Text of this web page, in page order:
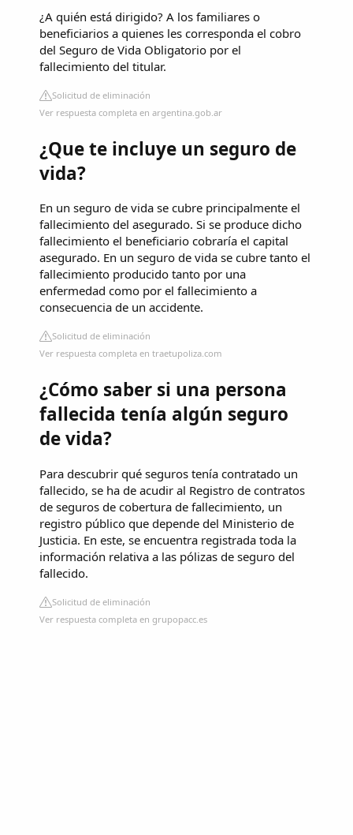
¿A quién está dirigido? A los familiares o
beneficiarios a quienes les corresponda el cobro
del Seguro de Vida Obligatorio por el
fallecimiento del titular.
Solicitud de eliminación
Ver respuesta completa en argentina.gob.ar
¿Que te incluye un seguro de
vida?
En un seguro de vida se cubre principalmente el
fallecimiento del asegurado. Si se produce dicho
fallecimiento el beneficiario cobraría el capital
asegurado. En un seguro de vida se cubre tanto el
fallecimiento producido tanto por una
enfermedad como por el fallecimiento a
consecuencia de un accidente.
Solicitud de eliminación
Ver respuesta completa en traetupoliza.com
¿Cómo saber si una persona
fallecida tenía algún seguro
de vida?
Para descubrir qué seguros tenía contratado un
fallecido, se ha de acudir al Registro de contratos
de seguros de cobertura de fallecimiento, un
registro público que depende del Ministerio de
Justicia. En este, se encuentra registrada toda la
información relativa a las pólizas de seguro del
fallecido.
Solicitud de eliminación
Ver respuesta completa en grupopacc.es